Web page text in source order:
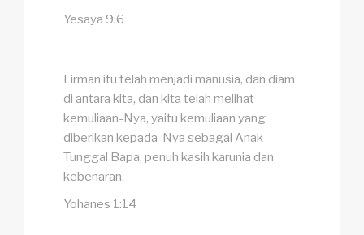
Yesaya 9:6
Firman itu telah menjadi manusia, dan diam
di antara kita, dan kita telah melihat
kemuliaan-Nya, yaitu kemuliaan yang
diberikan kepada-Nya sebagai Anak
Tunggal Bapa, penuh kasih karunia dan
kebenaran.
Yohanes 1:14